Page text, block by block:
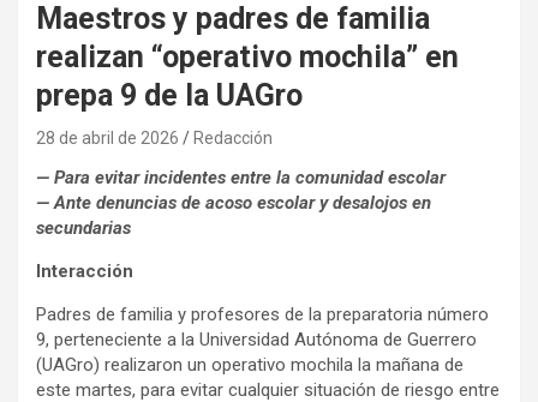
Maestros y padres de familia
realizan “operativo mochila” en
prepa 9 de la UAGro
28 de abril de 2026 Redacción
— Para evitar incidentes entre la comunidad escolar
— Ante denuncias de acoso escolar y desalojos en
secundarias
Interacción
Padres de familia y profesores de la preparatoria número
9, perteneciente a la Universidad Autónoma de Guerrero
(UAGro) realizaron un operativo mochila la mañana de
este martes, para evitar cualquier situación de riesgo entre